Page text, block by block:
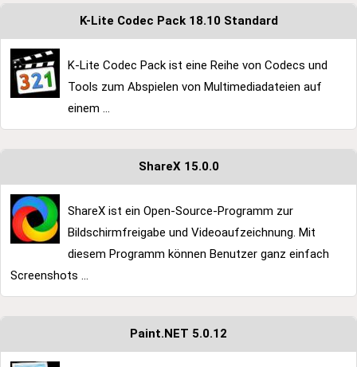
K-Lite Codec Pack 18.10 Standard
K-Lite Codec Pack ist eine Reihe von Codecs und
Tools zum Abspielen von Multimediadateien auf
einem ...
ShareX 15.0.0
ShareX ist ein Open-Source-Programm zur
Bildschirmfreigabe und Videoaufzeichnung. Mit
diesem Programm können Benutzer ganz einfach
Screenshots ...
Paint.NET 5.0.12